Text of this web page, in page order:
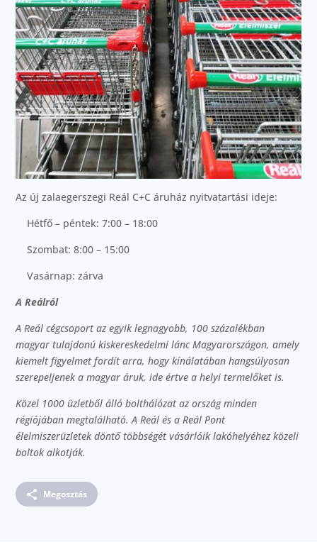
Az új zalaegerszegi Reál C+C áruház nyitvatartási ideje:
Hétfő – péntek: 7:00 – 18:00
Szombat: 8:00 – 15:00
Vasárnap: zárva
A Reálról
A Reál cégcsoport az egyik legnagyobb, 100 százalékban
magyar tulajdonú kiskereskedelmi lánc Magyarországon, amely
kiemelt figyelmet fordít arra, hogy kínálatában hangsúlyosan
szerepeljenek a magyar áruk, ide értve a helyi termelőket is.
Közel 1000 üzletből álló bolthálózat az ország minden
régiójában megtalálható. A Reál és a Reál Pont
élelmiszerüzletek döntő többségét vásárlóik lakóhelyéhez közeli
boltok alkotják.
Megosztás